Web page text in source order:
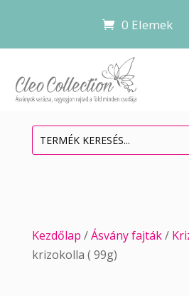
0 Elemek
Kezdőlap /Ásvány fajták/
krizokolla ( 99g)